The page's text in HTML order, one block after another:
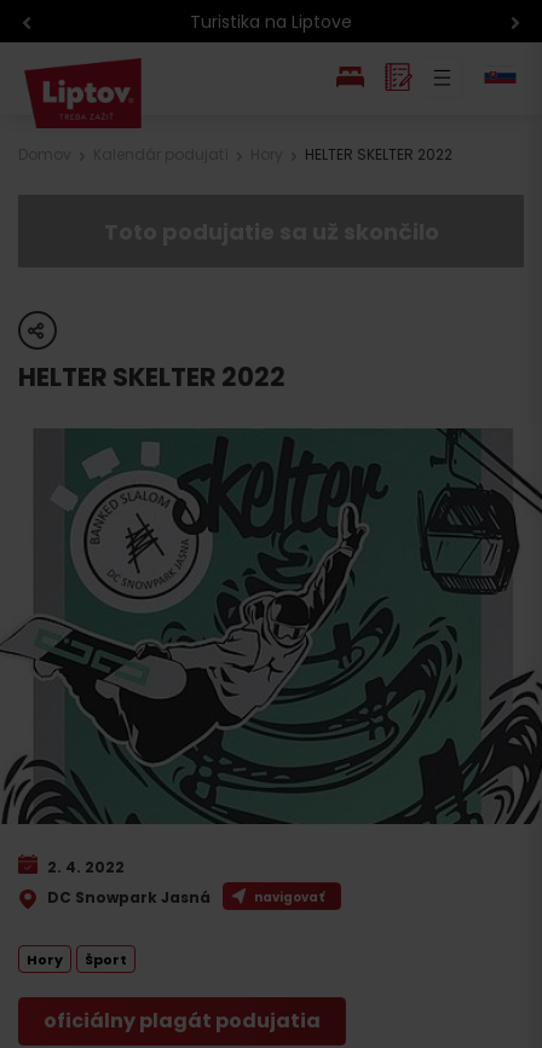
Turistika na Liptove
HELTER SKELTER 2022
share
HELTER SKELTER 2022
2. 4. 2022
DC Snowpark Jasná
navigovať
Hory Šport
oficiálny plagát podujatia